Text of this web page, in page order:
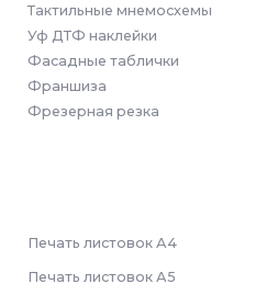
Тактильные мнемосхемы
Уф ДТФ наклейки
Фасадные таблички
Франшиза
Фрезерная резка
Печать листовок А4
Печать листовок А5